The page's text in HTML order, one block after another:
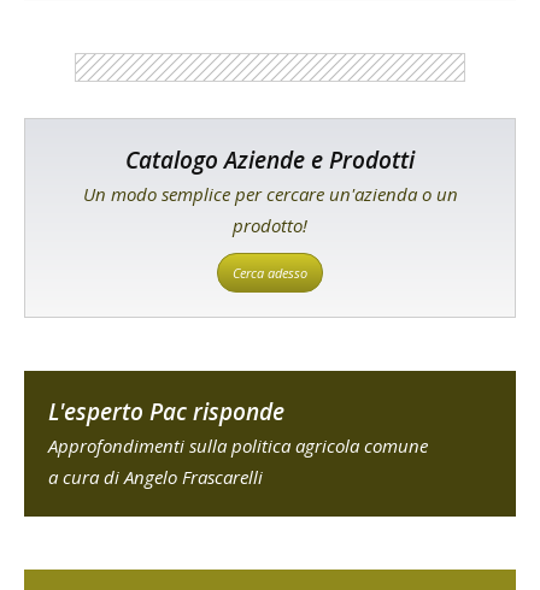
Catalogo Aziende e Prodotti
Un modo semplice per cercare un'azienda o un
prodotto!
Cerca adesso
L'esperto Pac risponde
Approfondimenti sulla politica agricola comune
a cura di Angelo Frascarelli